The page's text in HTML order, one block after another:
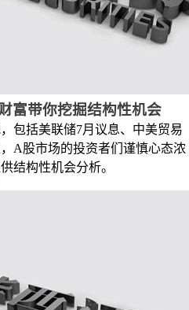
富带你挖掘结构性机会
包括美联储7月议息、中美贸易
A股市场的投资者们谨慎心态浓
结构性机会分析。